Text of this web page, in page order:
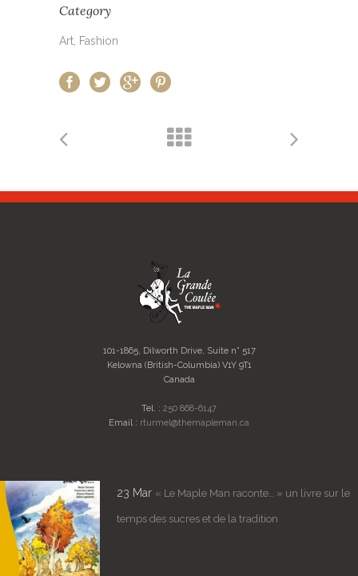
Category
Art, Fashion
101-1865, Dilworth Drive, Suite n° 517
Kelowna (British-Columbia) V1Y 9T1
Canada
Tel. : 250 868-6147
Email : rturmel@themapleman.ca
23 Mar « Le Maple Man raconte… » un livre sur le
temps des sucres et de la tradition